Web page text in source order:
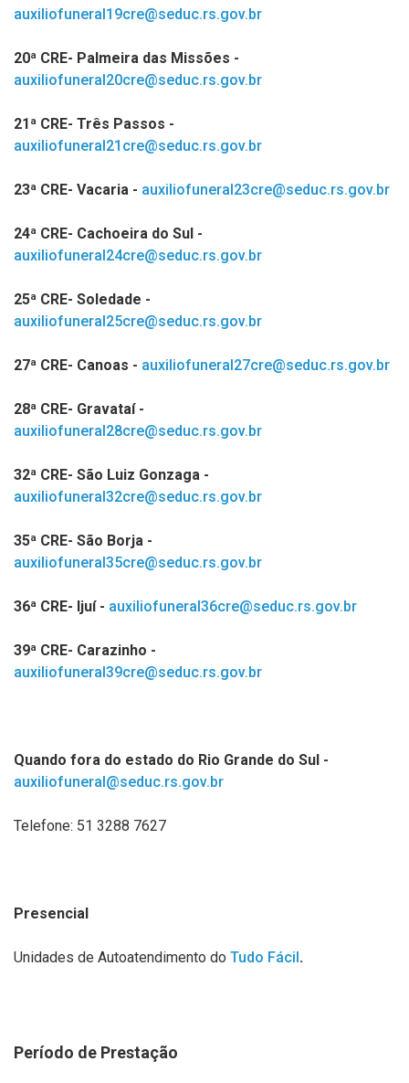
auxiliofuneral19cre@seduc.rs.gov.br
20ª CRE- Palmeira das Missões -
auxiliofuneral20cre@seduc.rs.gov.br
21ª CRE- Três Passos -
auxiliofuneral21cre@seduc.rs.gov.br
23ª CRE- Vacaria - auxiliofuneral23cre@seduc.rs.gov.br
24ª CRE- Cachoeira do Sul -
auxiliofuneral24cre@seduc.rs.gov.br
25ª CRE- Soledade -
auxiliofuneral25cre@seduc.rs.gov.br
27ª CRE- Canoas - auxiliofuneral27cre@seduc.rs.gov.br
28ª CRE- Gravataí -
auxiliofuneral28cre@seduc.rs.gov.br
32ª CRE- São Luiz Gonzaga -
auxiliofuneral32cre@seduc.rs.gov.br
35ª CRE- São Borja -
auxiliofuneral35cre@seduc.rs.gov.br
36ª CRE- Ijuí - auxiliofuneral36cre@seduc.rs.gov.br
39ª CRE- Carazinho -
auxiliofuneral39cre@seduc.rs.gov.br
Quando fora do estado do Rio Grande do Sul -
auxiliofuneral@seduc.rs.gov.br
Telefone: 51 3288 7627
Presencial
Unidades de Autoatendimento do Tudo Fácil.
Período de Prestação